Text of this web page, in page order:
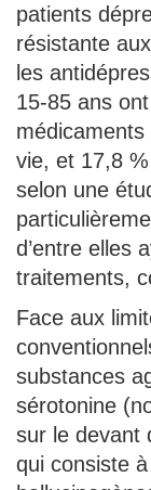
patients
résistante
les
15-85 ans
vie, et 17,8
selon une
d’entre elles
traitements,
Face aux
substances
sérotonine
sur le devant
qui consiste